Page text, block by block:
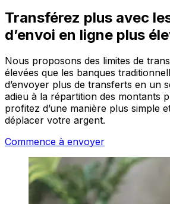
Transférez plus avec
d’envoi en ligne plus
Nous proposons des limites de
élevées que les banques
d’envoyer plus de transferts en un
adieu à la répartition des montants
profitez d’une manière plus simple
déplacer votre argent.
Commence à envoyer